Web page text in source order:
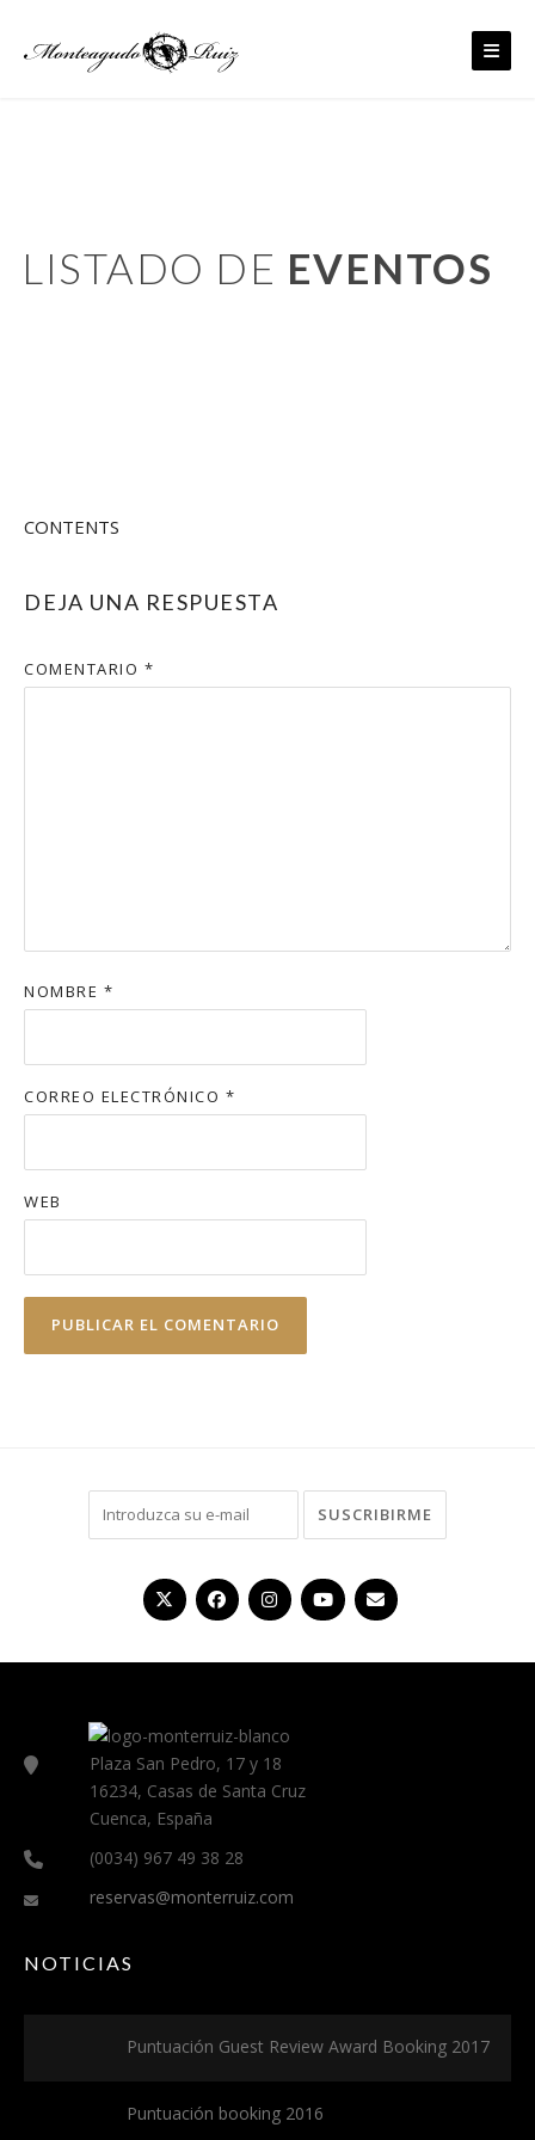
LISTADO DE EVENTOS
CONTENTS
DEJA UNA RESPUESTA
COMENTARIO *
NOMBRE *
CORREO ELECTRÓNICO *
WEB
Plaza San Pedro, 17 y 18
16234, Casas de Santa Cruz
Cuenca, España
(0034) 967 49 38 28
reservas@monterruiz.com
NOTICIAS
Puntuación Guest Review Award Booking 2017
Puntuación booking 2016